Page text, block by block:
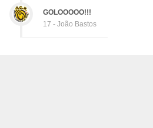
GOLOOOOO!!!
17 - João Bastos